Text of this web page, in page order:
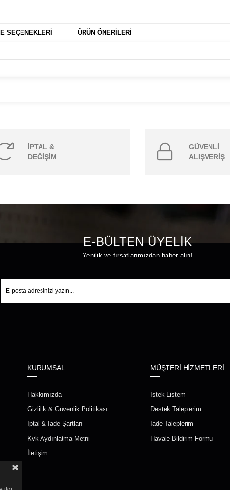
SEÇENEKLERI ÜRÜN ÖNERILERI
İPTAL &
DEĞİŞİM
GÜVENLİ
ALIŞVERİŞ
E-BÜLTEN ÜYELİK
Yenilik ve fırsatlarımızdan haber alın!
KURUMSAL
Hakkımızda
Gizlilik & Güvenlik Politikası
İptal & İade Şartları
Kvk Aydınlatma Metni
İletişim
MÜŞTERİ HİZMETLERİ
İstek Listem
Destek Taleplerim
İade Taleplerim
Havale Bildirim Formu